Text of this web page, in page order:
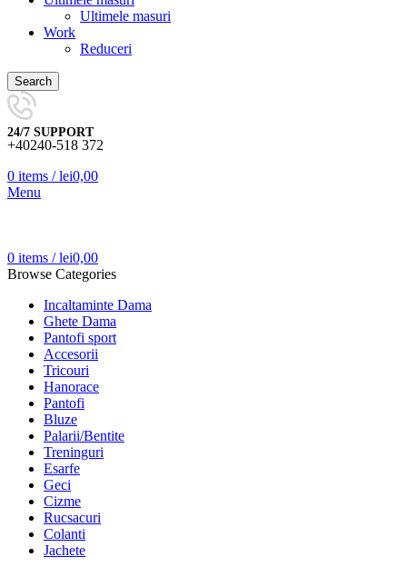
Ultimele masuri
Work
Reduceri
Search
24/7 SUPPORT
+40240-518 372
0 items / lei0,00
Menu
0 items / lei0,00
Browse Categories
Incaltaminte Dama
Ghete Dama
Pantofi sport
Accesorii
Tricouri
Hanorace
Pantofi
Bluze
Palarii/Bentite
Treninguri
Esarfe
Geci
Cizme
Rucsacuri
Colanti
Jachete